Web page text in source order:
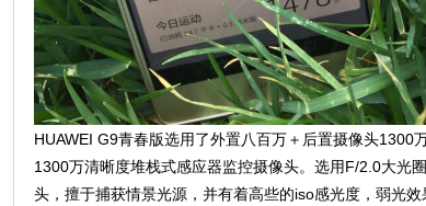
HUAWEI G9青春版选用了外置八百万＋后置摄像头1300
1300万清晰度堆栈式感应器监控摄像头。选用F/2.0大光
头，擅于捕获情景光源，并有着高些的iso感光度，弱光